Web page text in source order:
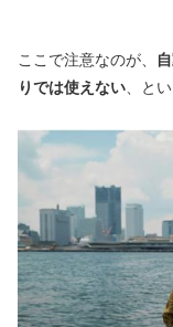
ここで注意なのが、
りでは使えない 、と